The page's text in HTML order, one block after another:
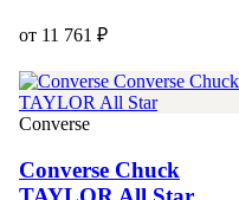
от 11 761 ₽
Converse
Converse Chuck